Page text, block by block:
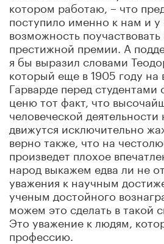
котором работаю, – что
поступило именно к нам и у
возможность поучаствовать
престижной премии. А
я бы выразил словами
который еще в 1905 году на
Гарварде перед студентами
ценю тот факт, что
человеческой деятельности
движутся исключительно
верно также, что на
произведет плохое
народ выкажем едва ли не
уважения к научным
ученым достойного
можем это сделать в такой
Это уважение к людям,
профессию.